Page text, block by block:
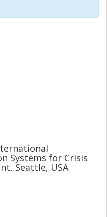
Systems for Crisis
Seattle, USA